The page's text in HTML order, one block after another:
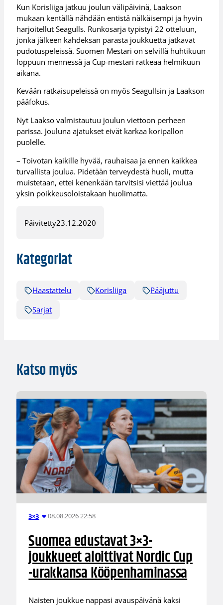
Kun Korisliiga jatkuu joulun välipäivinä, Laakson
mukaan kentällä nähdään entistä nälkäisempi ja hyvin
harjoitellut Seagulls. Runkosarja typistyi 22 otteluun,
jonka jälkeen kahdeksan parasta joukkuetta jatkavat
pudotuspeleissä. Suomen Mestari on selvillä huhtikuun
loppuun mennessä ja Cup-mestari ratkeaa helmikuun
aikana.
Kevään ratkaisupeleissä on myös Seagullsin ja Laakson
pääfokus.
Nyt Laakso valmistautuu joulun viettoon perheen
parissa. Jouluna ajatukset eivät karkaa koripallon
puolelle.
– Toivotan kaikille hyvää, rauhaisaa ja ennen kaikkea
turvallista joulua. Pidetään terveydestä huoli, mutta
muistetaan, ettei kenenkään tarvitsisi viettää joulua
yksin poikkeusoloistakaan huolimatta.
Päivitetty23.12.2020
Kategoriat
Haastattelu Korisliiga
Pääjuttu
Sarjat
Katso myös
3×3 08.08.2026 22:58
Suomea edustavat 3×3-
joukkueet aloittivat Nordic Cup
-urakkansa Kööpenhaminassa
Naisten joukkue nappasi avauspäivänä kaksi